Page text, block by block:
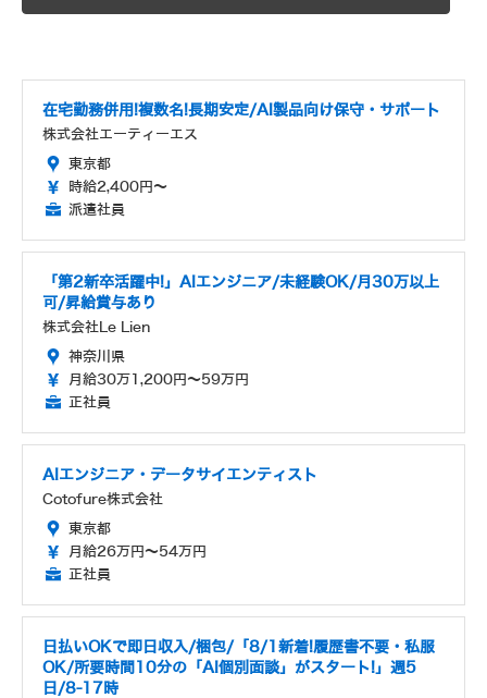
在宅勤務併用!複数名!長期安定/AI製品向け保守・サポート
株式会社エーティーエス
東京都
時給2,400円～
派遣社員
「第2新卒活躍中!」AIエンジニア/未経験OK/月30万以上
可/昇給賞与あり
株式会社Le Lien
神奈川県
月給30万1,200円～59万円
正社員
AIエンジニア・データサイエンティスト
Cotofure株式会社
東京都
月給26万円～54万円
正社員
日払いOKで即日収入/梱包/「8/1新着!履歴書不要・私服
OK/所要時間10分の「AI個別面談」がスタート!」週5
日/8-17時